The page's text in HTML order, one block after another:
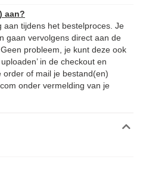
aan?
tijdens het bestelproces. Je
gaan vervolgens direct aan de
probleem, je kunt deze ook
in de checkout en
of mail je bestand(en)
onder vermelding van je